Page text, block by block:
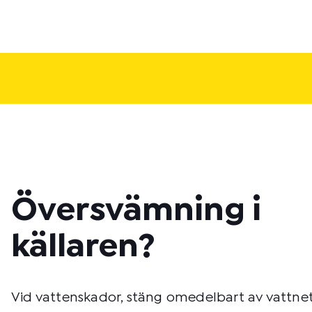
Översvämning i
källaren?
Vid vattenskador, stäng omedelbart av